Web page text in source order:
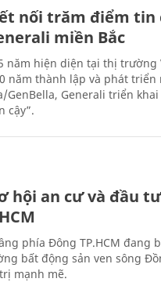
nối trăm điểm tin
miền Bắc
năm hiện diện tại thị trường
năm thành lập và phát triển
GenBella, Generali triển
cậy”.
hội an cư và đầu
phía Đông TP.HCM đang
bất động sản ven sông
mạnh mẽ.